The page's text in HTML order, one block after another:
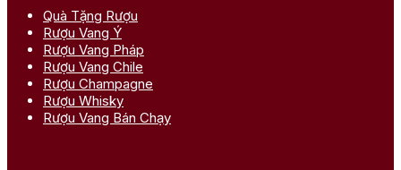
Quà Tặng Rượu
Rượu Vang Ý
Rượu Vang Pháp
Rượu Vang Chile
Rượu Champagne
Rượu Whisky
Rượu Vang Bán Chạy